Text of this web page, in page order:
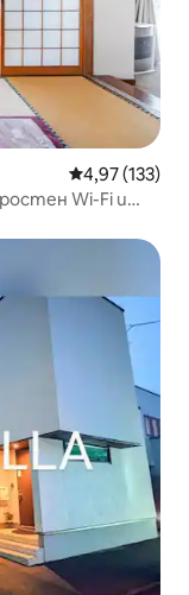
Средна
4,97 (133)
Wi-Fi и